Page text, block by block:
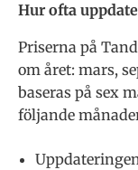
Hur ofta
Priserna på
om året: mars,
baseras på sex
följande